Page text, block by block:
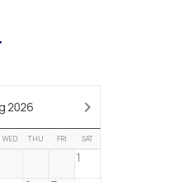
2026
WED THU FRI SAT
1